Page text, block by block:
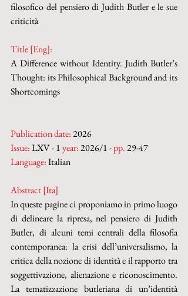
filosofico del pensiero di Judith Butler e le sue
criticità
Title [Eng]:
A Difference without Identity. Judith Butler’s
Thought: its Philosophical Background and its
Shortcomings
Publication date: 2026
Issue: LXV - 1 year: 2026/1 - pp. 29-47
Language: Italian
Abstract [Ita]
In queste pagine ci proponiamo in primo luogo
di delineare la ripresa, nel pensiero di Judith
Butler, di alcuni temi centrali della filosofia
contemporanea: la crisi dell’universalismo, la
critica della nozione di identità e il rapporto tra
soggettivazione, alienazione e riconoscimento.
La tematizzazione butleriana di un’identità